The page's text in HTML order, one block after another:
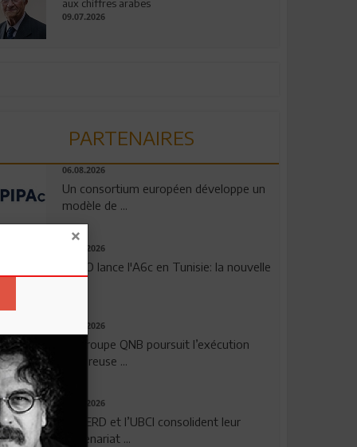
aux chiffres arabes
09.07.2026
PARTENAIRES
06.08.2026
Un consortium européen développe un
modèle de ...
04.08.2026
OPPO lance l'A6c en Tunisie: la nouvelle
29.07.2026
Le Groupe QNB poursuit l’exécution
rigoureuse ...
24.07.2026
La BERD et l’UBCI consolident leur
partenariat ...